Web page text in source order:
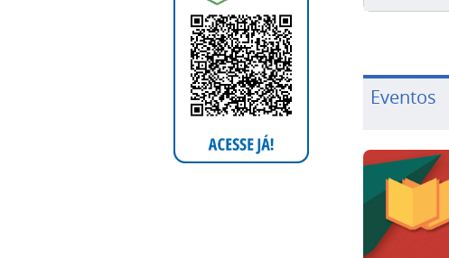
Eventos